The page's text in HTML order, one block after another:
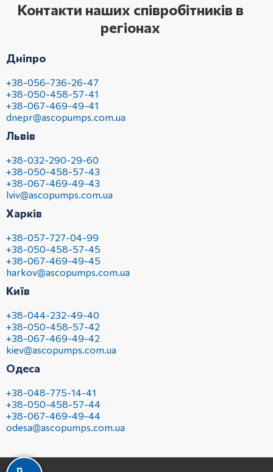
Контакти наших співробітників в
регіонах
Дніпро
+38-056-736-26-47
+38-050-458-57-41
+38-067-469-49-41
dnepr@ascopumps.com.ua
Львів
+38-032-290-29-60
+38-050-458-57-43
+38-067-469-49-43
lviv@ascopumps.com.ua
Харків
+38-057-727-04-99
+38-050-458-57-45
+38-067-469-49-45
harkov@ascopumps.com.ua
Київ
+38-044-232-49-40
+38-050-458-57-42
+38-067-469-49-42
kiev@ascopumps.com.ua
Одеса
+38-048-775-14-41
+38-050-458-57-44
+38-067-469-49-44
odesa@ascopumps.com.ua